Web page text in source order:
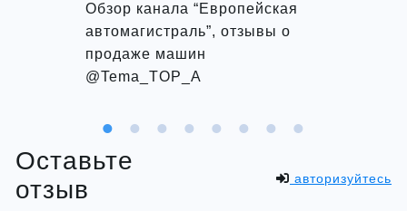
Обзор канала “Европейская
автомагистраль”, отзывы о
продаже машин
@Tema_TOP_A
Оставьте
отзыв
авторизуйтесь